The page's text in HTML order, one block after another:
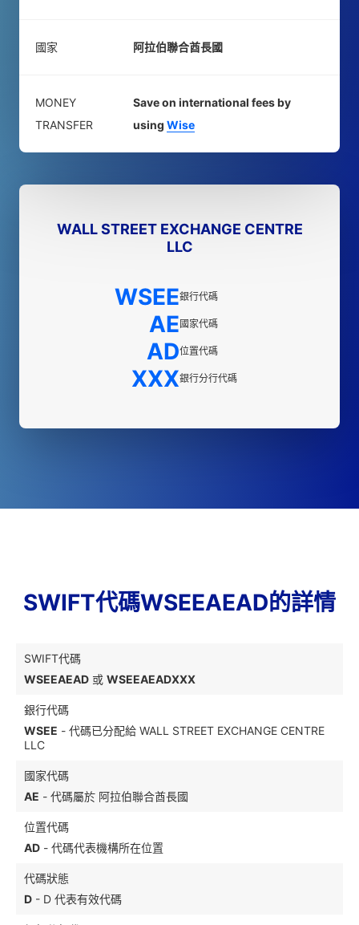
國家 阿拉伯聯合酋長國
MONEY
TRANSFER
Save on international fees by
using Wise
WALL STREET EXCHANGE CENTRE
LLC
WSEE銀行代碼
AE國家代碼
AD位置代碼
XXX銀行分行代碼
SWIFT代碼WSEEAEAD的詳情
SWIFT代碼
WSEEAEAD 或 WSEEAEADXXX
銀行代碼
WSEE - 代碼已分配給 WALL STREET EXCHANGE CENTRE
LLC
國家代碼
AE - 代碼屬於 阿拉伯聯合酋長國
位置代碼
AD - 代碼代表機構所在位置
代碼狀態
D - D 代表有效代碼